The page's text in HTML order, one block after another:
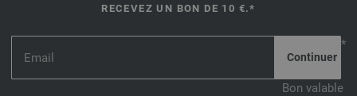
RECEVEZ UN BON DE 10 €.*
*
Bon valable